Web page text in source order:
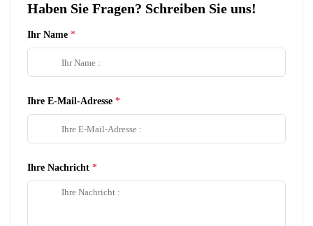
Haben Sie Fragen? Schreiben Sie uns!
Ihr Name
Ihre E-Mail-Adresse
Ihre Nachricht